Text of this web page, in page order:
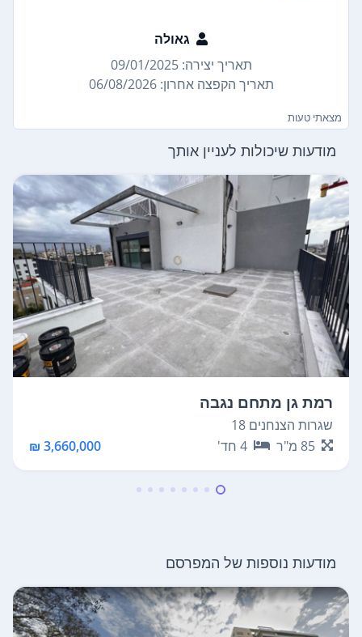
גאולה
תאריך יצירה: 09/01/2025
תאריך הקפצה אחרון: 06/08/2026
מצאתי טעות
מודעות שיכולות לעניין אותך
רמת גן מתחם נגבה
שגרות הצנחנים 18
85 מ"ר 4 חד' 3,660,000 ₪
מודעות נוספות של המפרסם